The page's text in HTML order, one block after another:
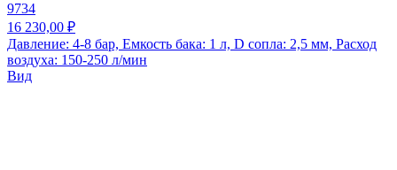
9734
16 230,00 ₽
Давление: 4-8 бар, Емкость бака: 1 л, D сопла: 2,5 мм, Расход
воздуха: 150-250 л/мин
Вид